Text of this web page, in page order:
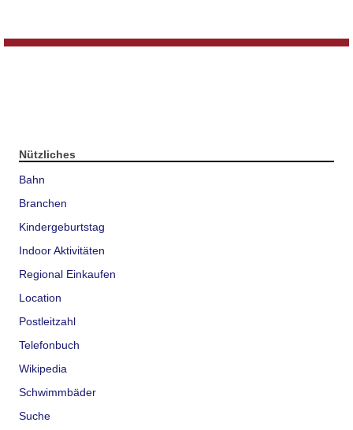
Nützliches
Bahn
Branchen
Kindergeburtstag
Indoor Aktivitäten
Regional Einkaufen
Location
Postleitzahl
Telefonbuch
Wikipedia
Schwimmbäder
Suche